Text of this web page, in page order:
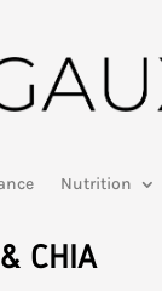
Nutrition
CHIA